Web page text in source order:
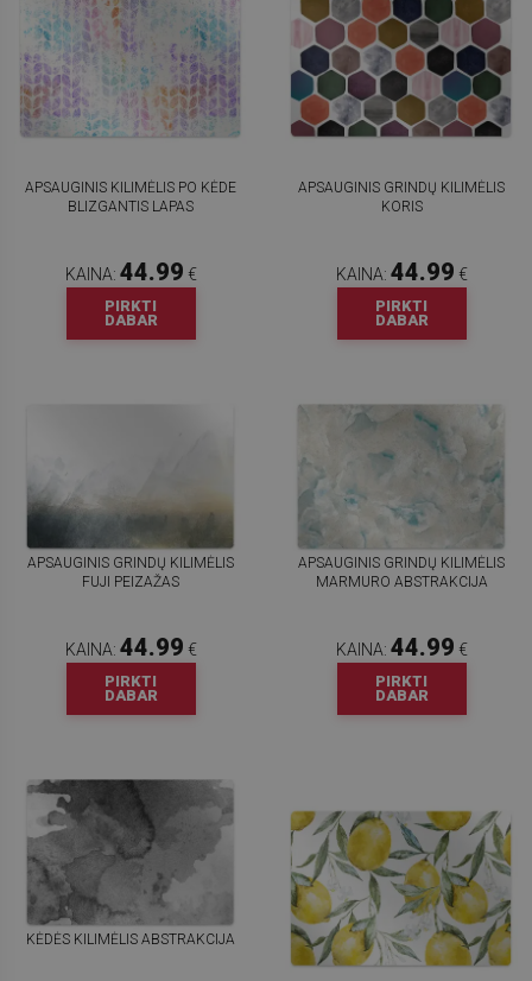
APSAUGINIS KILIMĖLIS PO KĖDE
BLIZGANTIS LAPAS
KAINA: 44.99 €
PIRKTI
DABAR
APSAUGINIS GRINDŲ KILIMĖLIS
KORIS
KAINA: 44.99 €
PIRKTI
DABAR
APSAUGINIS GRINDŲ KILIMĖLIS
FUJI PEIZAŽAS
KAINA: 44.99 €
PIRKTI
DABAR
APSAUGINIS GRINDŲ KILIMĖLIS
MARMURO ABSTRAKCIJA
KAINA: 44.99 €
PIRKTI
DABAR
KĖDĖS KILIMĖLIS ABSTRAKCIJA